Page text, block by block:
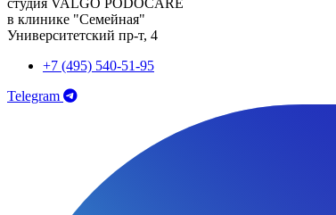
студия VALGO PODOCARE
в клинике "Семейная"
Университетский пр-т, 4
+7 (495) 540-51-95
Telegram